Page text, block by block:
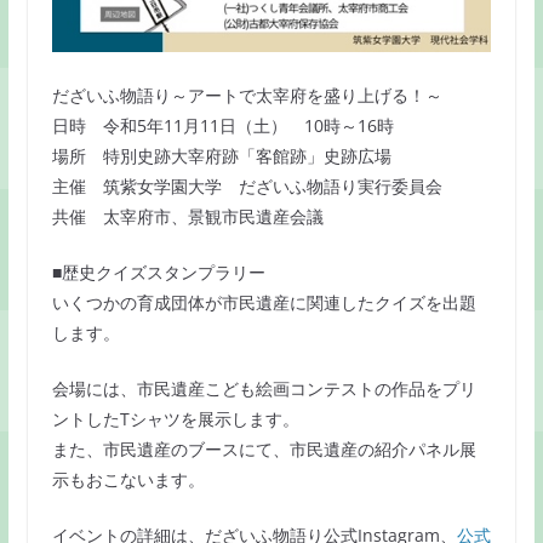
だざいふ物語り～アートで太宰府を盛り上げる！～
日時 令和5年11月11日（土） 10時～16時
場所 特別史跡大宰府跡「客館跡」史跡広場
主催 筑紫女学園大学 だざいふ物語り実行委員会
共催 太宰府市、景観市民遺産会議
■歴史クイズスタンプラリー
いくつかの育成団体が市民遺産に関連したクイズを出題
します。
会場には、市民遺産こども絵画コンテストの作品をプリ
ントしたTシャツを展示します。
また、市民遺産のブースにて、市民遺産の紹介パネル展
示もおこないます。
イベントの詳細は、だざいふ物語り公式Instagram、 公式